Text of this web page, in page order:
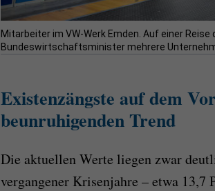
Mitarbeiter im VW-Werk Emden. Auf einer
Bundeswirtschaftsminister mehrere
Existenzängste auf dem
beunruhigenden Trend
Die aktuellen Werte liegen zwar
vergangener Krisenjahre – etwa 13,7